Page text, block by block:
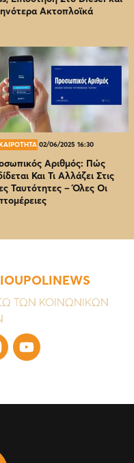
Ακτοπλοϊκά
02/06/2025 16:30
Αριθμός: Πώς
Και Τι Αλλάζει Στις
Ταυτότητες – Όλες Οι
ΤΩΝ ΚΟΙΝΩΝΙΚΩΝ
